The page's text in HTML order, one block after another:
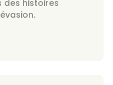
des histoires